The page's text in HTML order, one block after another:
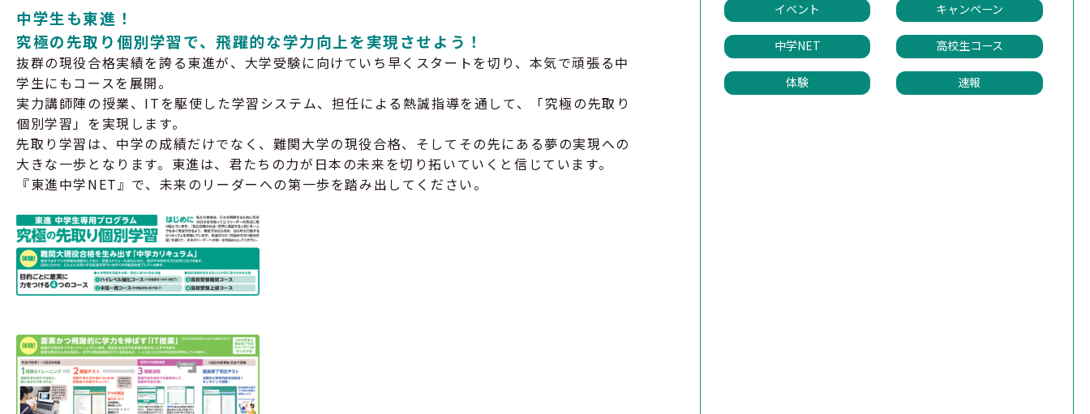
中学生も東進！
究極の先取り個別学習で、飛躍的な学力向上を実現させよう！
抜群の現役合格実績を誇る東進が、大学受験に向けていち早くスタートを切り、本気で頑張る中
学生にもコースを展開。
実力講師陣の授業、ITを駆使した学習システム、担任による熱誠指導を通して、「究極の先取り
個別学習」を実現します。
先取り学習は、中学の成績だけでなく、難関大学の現役合格、そしてその先にある夢の実現への
大きな一歩となります。東進は、君たちの力が日本の未来を切り拓いていくと信じています。
『東進中学NET』で、未来のリーダーへの第一歩を踏み出してください。
イベント キャンペーン
中学NET 高校生コース
体験 速報